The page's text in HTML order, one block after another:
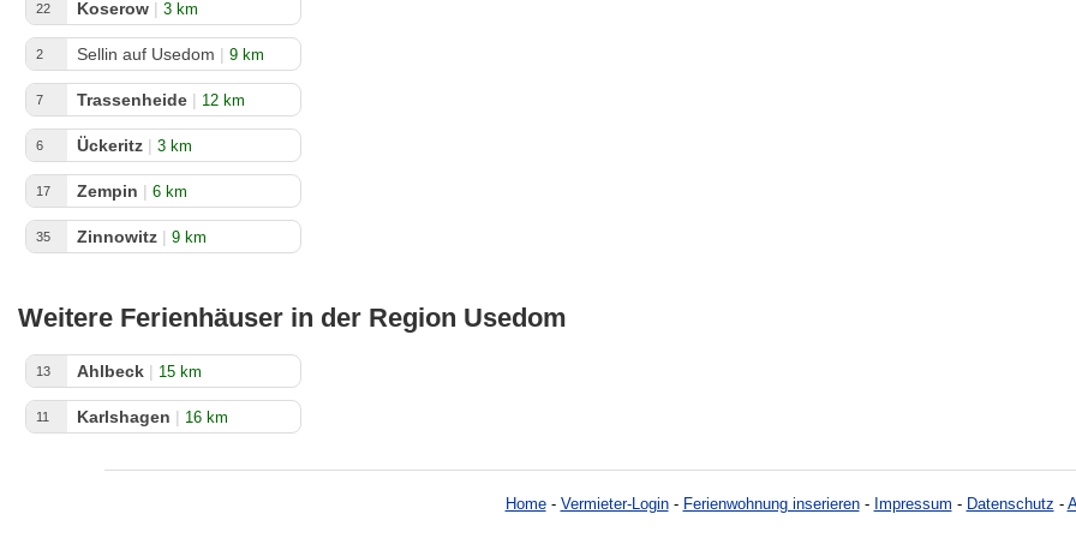
22 Koserow | 3 km
2 Sellin auf Usedom | 9 km
7 Trassenheide | 12 km
6 Ückeritz | 3 km
17 Zempin | 6 km
35 Zinnowitz | 9 km
Weitere Ferienhäuser in der Region Usedom
13 Ahlbeck | 15 km
11 Karlshagen | 16 km
Home- Vermieter-Login- Ferienwohnung inserieren- Impressum - Datenschutz -